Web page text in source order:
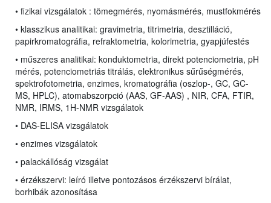
• fizikai vizsgálatok : tömegmérés, nyomásmérés, mustfokmérés
• klasszikus analitikai: gravimetria, titrimetria, desztilláció,
papirkromatográfia, refraktometria, kolorimetria, gyapjúfestés
• műszeres analitikai: konduktometria, direkt potenciometria, pH
mérés, potenciometriás titrálás, elektronikus sűrűségmérés,
spektrofotometria, enzimes, kromatográfia (oszlop-, GC, GC-
MS, HPLC), atomabszorpció (AAS, GF-AAS) , NIR, CFA, FTIR,
NMR, IRMS, 1H-NMR vizsgálatok
• DAS-ELISA vizsgálatok
• enzimes vizsgálatok
• palackállóság vizsgálat
• érzékszervi: leíró illetve pontozásos érzékszervi bírálat,
borhibák azonosítása